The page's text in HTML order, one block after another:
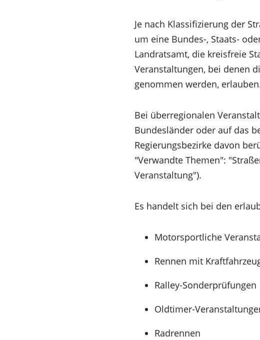
Je nach Klassifizierung der
um eine Bundes-, Staats-
Landratsamt, die kreisfreie
Veranstaltungen, bei denen
genommen werden,
Bei überregionalen
Bundesländer oder auf das
Regierungsbezirke davon
"Verwandte Themen":
Veranstaltung").
Es handelt sich bei den
Motorsportliche
Rennen mit
Ralley-Sonderprüfungen
Oldtimer-
Radrennen